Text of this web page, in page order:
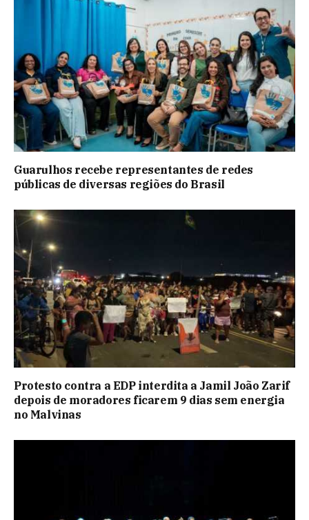
Guarulhos recebe representantes de redes
públicas de diversas regiões do Brasil
Protesto contra a EDP interdita a Jamil João Zarif
depois de moradores ficarem 9 dias sem energia
no Malvinas